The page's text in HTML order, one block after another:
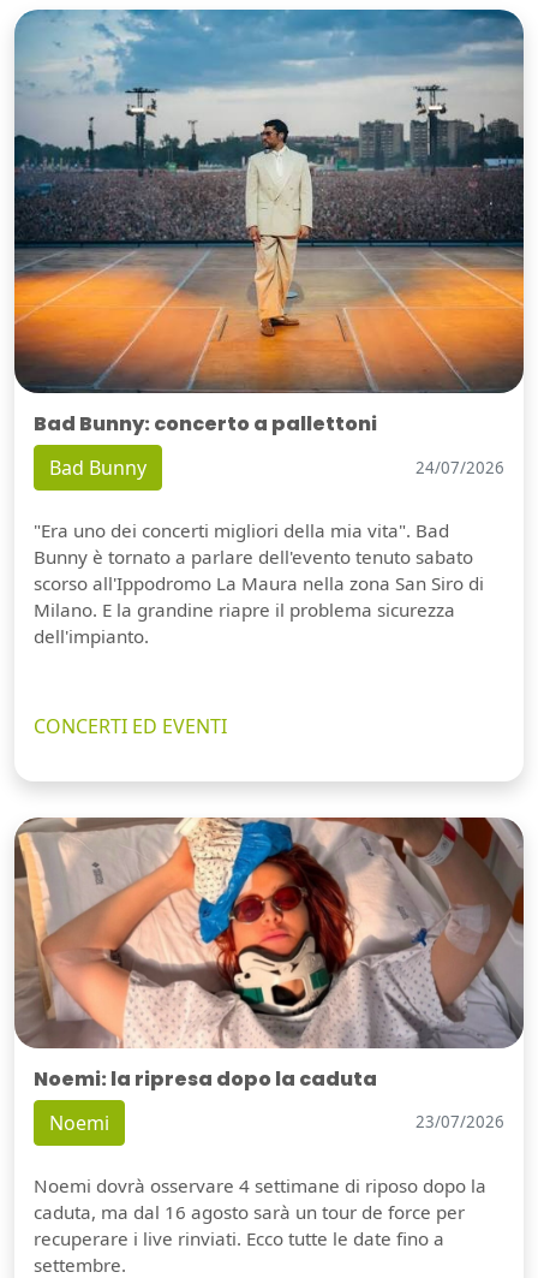
Bad Bunny: concerto a pallettoni
Bad Bunny 24/07/2026
"Era uno dei concerti migliori della mia vita". Bad
Bunny è tornato a parlare dell'evento tenuto sabato
scorso all'Ippodromo La Maura nella zona San Siro di
Milano. E la grandine riapre il problema sicurezza
dell'impianto.
CONCERTI ED EVENTI
Noemi: la ripresa dopo la caduta
Noemi 23/07/2026
Noemi dovrà osservare 4 settimane di riposo dopo la
caduta, ma dal 16 agosto sarà un tour de force per
recuperare i live rinviati. Ecco tutte le date fino a
settembre.